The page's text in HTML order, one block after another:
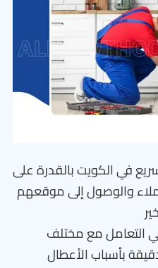
في الكويت بالقدرة على
والوصول إلى موقعهم
التعامل مع مختلف
بأسباب الأعطال